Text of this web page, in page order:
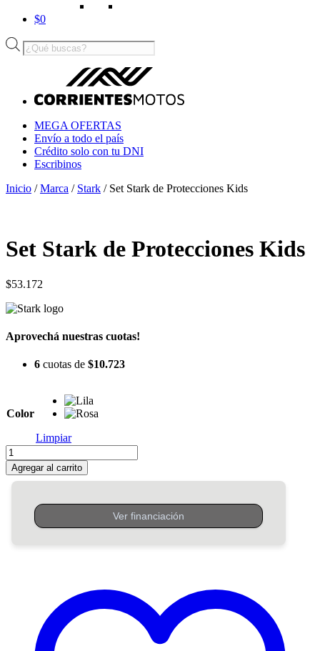
$0
Búsqueda
de
MEGA OFERTAS
Envío a todo el país
Crédito solo con tu DNI
Escribinos
Inicio /Marca / Stark / Set Stark de Protecciones Kids
Set Stark de Protecciones Kids
$53.172
Aprovechá nuestras cuotas!
6 cuotas de $10.723
Color
Limpiar
Set
Stark
de
cantidad
Agregar al carrito